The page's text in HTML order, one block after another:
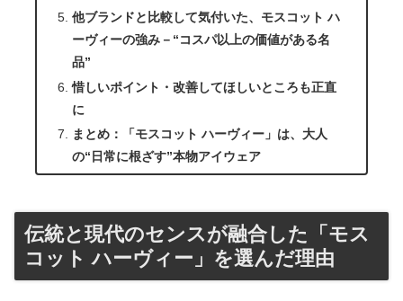
他ブランドと比較して気付いた、モスコット ハ
ーヴィーの強み－“コスパ以上の価値がある名
品”
惜しいポイント・改善してほしいところも正直
に
まとめ：「モスコット ハーヴィー」は、大人
の“日常に根ざす”本物アイウェア
伝統と現代のセンスが融合した「モス
コット ハーヴィー」を選んだ理由